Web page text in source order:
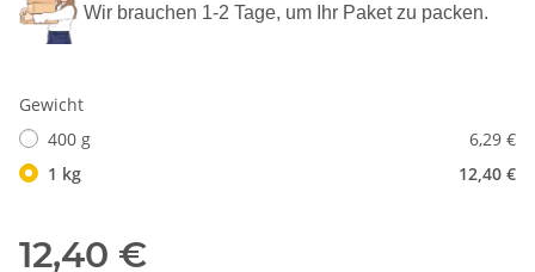
Wir brauchen 1-2 Tage, um Ihr Paket zu packen.
Gewicht
400 g
6,29 €
1 kg
12,40 €
12,40 €